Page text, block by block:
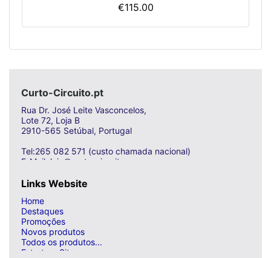
€115.00
Curto-Circuito.pt
Rua Dr. José Leite Vasconcelos,
Lote 72, Loja B
2910-565 Setúbal, Portugal
Tel:265 082 571 (custo chamada nacional)
E-Mail: loja@curto-circuito.com
Links Website
Home
Destaques
Promoções
Novos produtos
Todos os produtos...
Estrutura Site